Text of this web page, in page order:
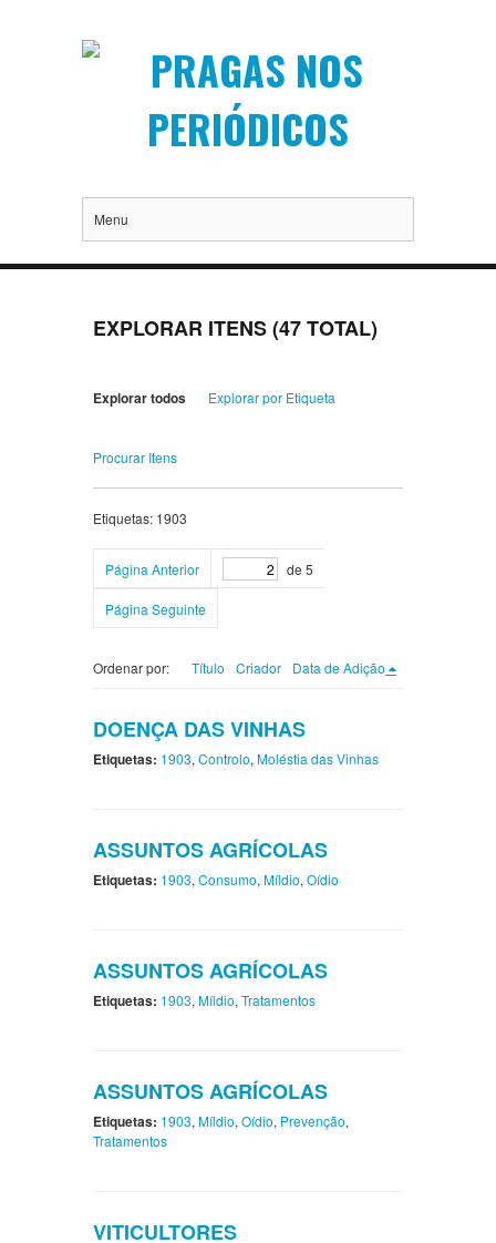
Menu
EXPLORAR ITENS (47 TOTAL)
Explorar todos Explorar por Etiqueta
Procurar Itens
Etiquetas: 1903
Página Anterior de 5
Página Seguinte
Ordenar por: Título Criador Data de Adição
DOENÇA DAS VINHAS
Etiquetas: 1903, Controlo, Moléstia das Vinhas
ASSUNTOS AGRÍCOLAS
Etiquetas: 1903, Consumo, Míldio, Oídio
ASSUNTOS AGRÍCOLAS
Etiquetas: 1903, Míldio, Tratamentos
ASSUNTOS AGRÍCOLAS
Etiquetas: 1903, Míldio, Oídio, Prevenção,
Tratamentos
VITICULTORES